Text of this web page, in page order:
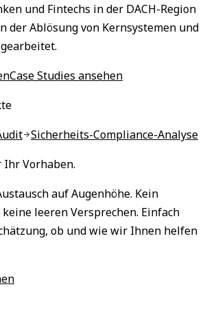
und Fintechs in der DACH-Region
der Ablösung von Kernsystemen und
Case Studies ansehen
Sicherheits-Compliance-Analyse
Vorhaben.
auf Augenhöhe. Kein
leeren Versprechen. Einfach
ob und wie wir Ihnen helfen